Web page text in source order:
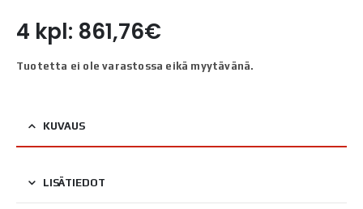
4 kpl: 861,76€
Tuotetta ei ole varastossa eikä myytävänä.
KUVAUS
LISÄTIEDOT